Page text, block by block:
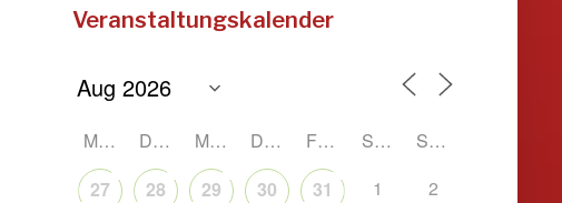
Veranstaltungskalender
MONTAG DIENSTAG MITTWOCH DONNERSTAG FREITAG SAMSTAG
SONNTAG
27
28 29 30 31 1 2